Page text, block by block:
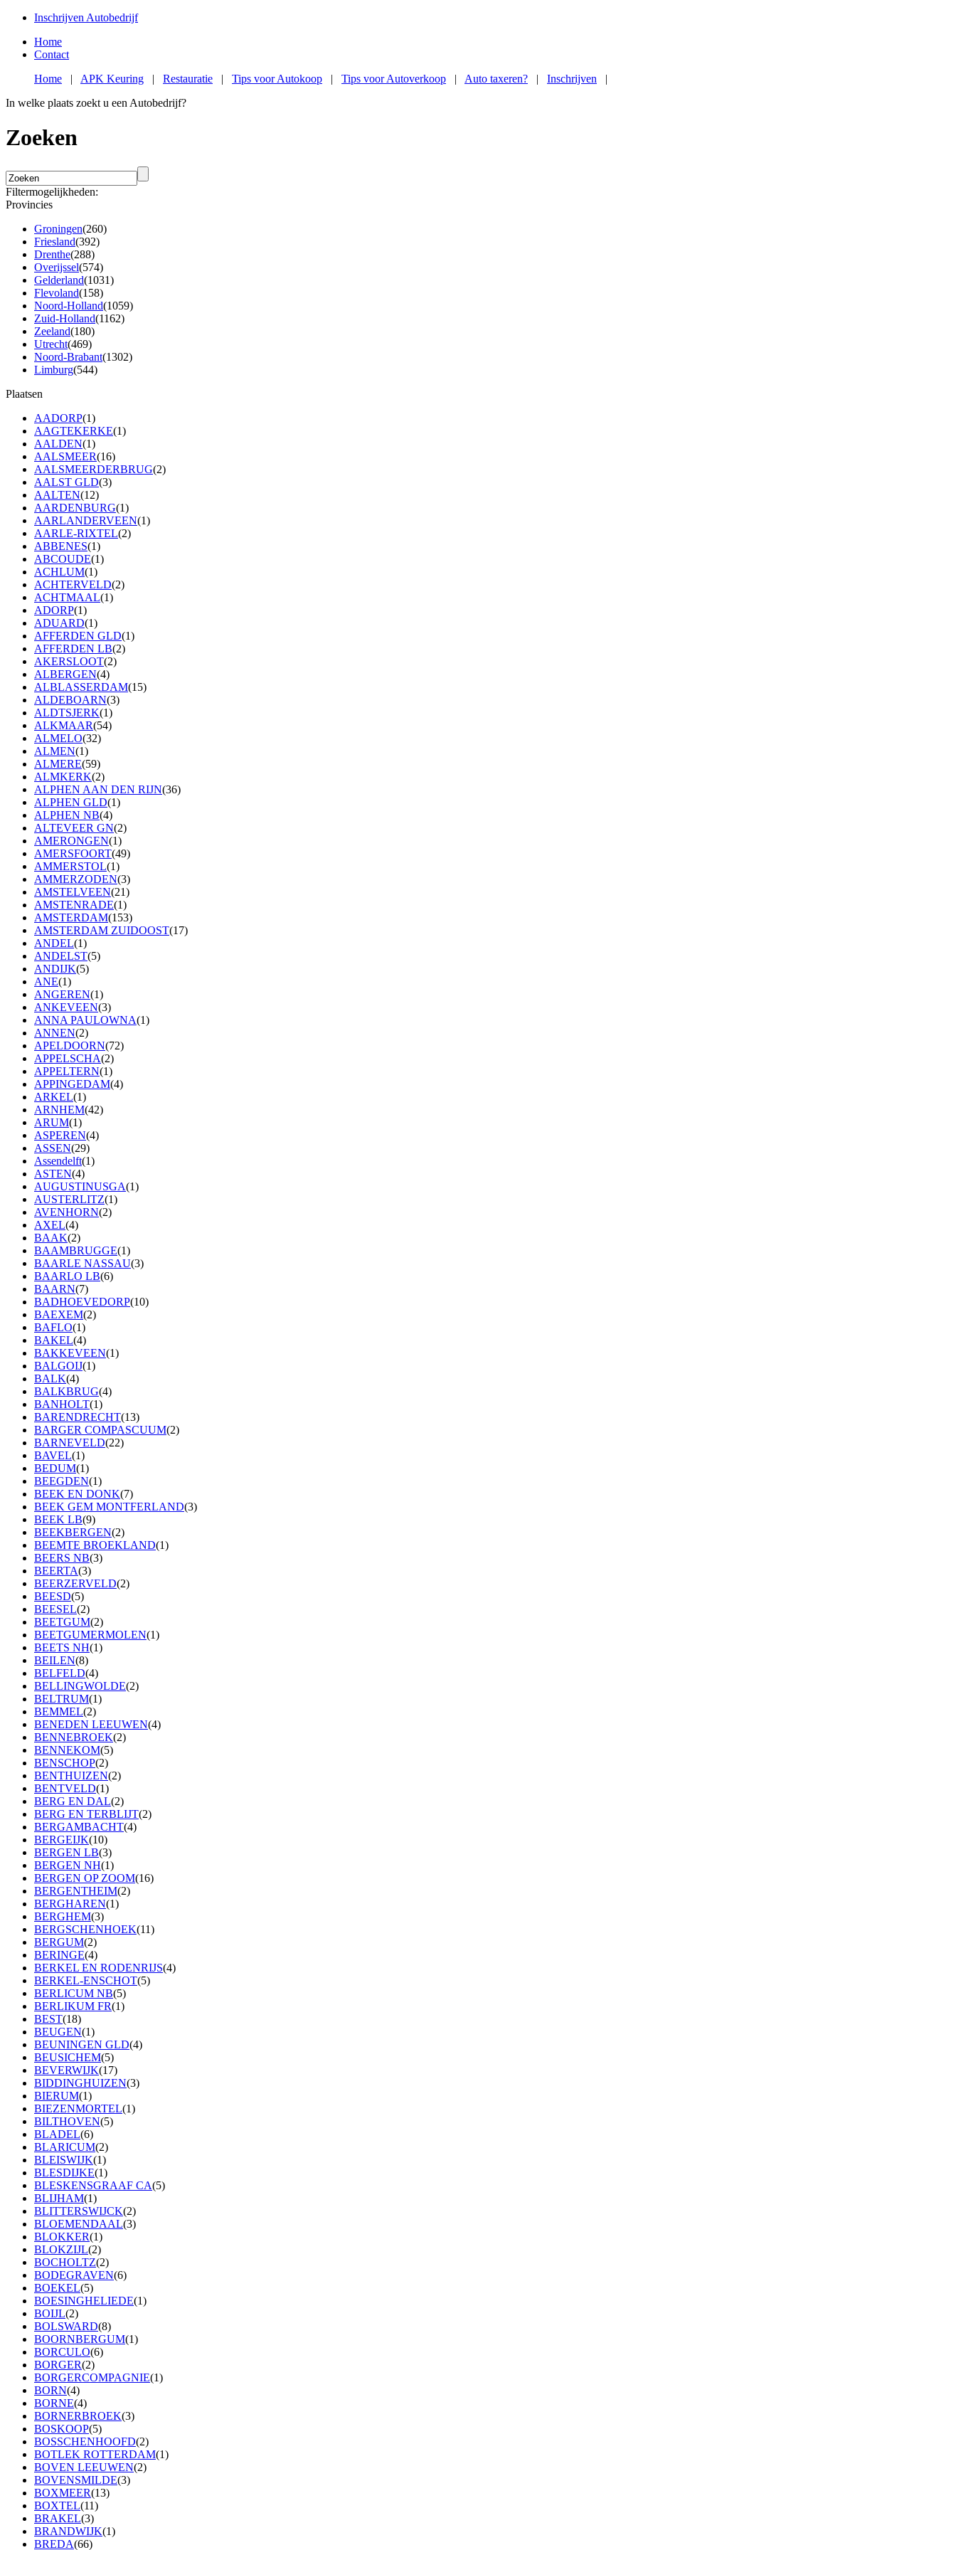
Inschrijven Autobedrijf
Home
Contact
Home | APK Keuring | Restauratie | Tips voor Autokoop | Tips voor Autoverkoop | Auto taxeren? | Inschrijven |
In welke plaats zoekt u een Autobedrijf?
Zoeken
Filtermogelijkheden:
Provincies
Groningen(260)
Friesland(392)
Drenthe(288)
Overijssel(574)
Gelderland(1031)
Flevoland(158)
Noord-Holland(1059)
Zuid-Holland(1162)
Zeeland(180)
Utrecht(469)
Noord-Brabant(1302)
Limburg(544)
Plaatsen
AADORP(1)
AAGTEKERKE(1)
AALDEN(1)
AALSMEER(16)
AALSMEERDERBRUG(2)
AALST GLD(3)
AALTEN(12)
AARDENBURG(1)
AARLANDERVEEN(1)
AARLE-RIXTEL(2)
ABBENES(1)
ABCOUDE(1)
ACHLUM(1)
ACHTERVELD(2)
ACHTMAAL(1)
ADORP(1)
ADUARD(1)
AFFERDEN GLD(1)
AFFERDEN LB(2)
AKERSLOOT(2)
ALBERGEN(4)
ALBLASSERDAM(15)
ALDEBOARN(3)
ALDTSJERK(1)
ALKMAAR(54)
ALMELO(32)
ALMEN(1)
ALMERE(59)
ALMKERK(2)
ALPHEN AAN DEN RIJN(36)
ALPHEN GLD(1)
ALPHEN NB(4)
ALTEVEER GN(2)
AMERONGEN(1)
AMERSFOORT(49)
AMMERSTOL(1)
AMMERZODEN(3)
AMSTELVEEN(21)
AMSTENRADE(1)
AMSTERDAM(153)
AMSTERDAM ZUIDOOST(17)
ANDEL(1)
ANDELST(5)
ANDIJK(5)
ANE(1)
ANGEREN(1)
ANKEVEEN(3)
ANNA PAULOWNA(1)
ANNEN(2)
APELDOORN(72)
APPELSCHA(2)
APPELTERN(1)
APPINGEDAM(4)
ARKEL(1)
ARNHEM(42)
ARUM(1)
ASPEREN(4)
ASSEN(29)
Assendelft(1)
ASTEN(4)
AUGUSTINUSGA(1)
AUSTERLITZ(1)
AVENHORN(2)
AXEL(4)
BAAK(2)
BAAMBRUGGE(1)
BAARLE NASSAU(3)
BAARLO LB(6)
BAARN(7)
BADHOEVEDORP(10)
BAEXEM(2)
BAFLO(1)
BAKEL(4)
BAKKEVEEN(1)
BALGOIJ(1)
BALK(4)
BALKBRUG(4)
BANHOLT(1)
BARENDRECHT(13)
BARGER COMPASCUUM(2)
BARNEVELD(22)
BAVEL(1)
BEDUM(1)
BEEGDEN(1)
BEEK EN DONK(7)
BEEK GEM MONTFERLAND(3)
BEEK LB(9)
BEEKBERGEN(2)
BEEMTE BROEKLAND(1)
BEERS NB(3)
BEERTA(3)
BEERZERVELD(2)
BEESD(5)
BEESEL(2)
BEETGUM(2)
BEETGUMERMOLEN(1)
BEETS NH(1)
BEILEN(8)
BELFELD(4)
BELLINGWOLDE(2)
BELTRUM(1)
BEMMEL(2)
BENEDEN LEEUWEN(4)
BENNEBROEK(2)
BENNEKOM(5)
BENSCHOP(2)
BENTHUIZEN(2)
BENTVELD(1)
BERG EN DAL(2)
BERG EN TERBLIJT(2)
BERGAMBACHT(4)
BERGEIJK(10)
BERGEN LB(3)
BERGEN NH(1)
BERGEN OP ZOOM(16)
BERGENTHEIM(2)
BERGHAREN(1)
BERGHEM(3)
BERGSCHENHOEK(11)
BERGUM(2)
BERINGE(4)
BERKEL EN RODENRIJS(4)
BERKEL-ENSCHOT(5)
BERLICUM NB(5)
BERLIKUM FR(1)
BEST(18)
BEUGEN(1)
BEUNINGEN GLD(4)
BEUSICHEM(5)
BEVERWIJK(17)
BIDDINGHUIZEN(3)
BIERUM(1)
BIEZENMORTEL(1)
BILTHOVEN(5)
BLADEL(6)
BLARICUM(2)
BLEISWIJK(1)
BLESDIJKE(1)
BLESKENSGRAAF CA(5)
BLIJHAM(1)
BLITTERSWIJCK(2)
BLOEMENDAAL(3)
BLOKKER(1)
BLOKZIJL(2)
BOCHOLTZ(2)
BODEGRAVEN(6)
BOEKEL(5)
BOESINGHELIEDE(1)
BOIJL(2)
BOLSWARD(8)
BOORNBERGUM(1)
BORCULO(6)
BORGER(2)
BORGERCOMPAGNIE(1)
BORN(4)
BORNE(4)
BORNERBROEK(3)
BOSKOOP(5)
BOSSCHENHOOFD(2)
BOTLEK ROTTERDAM(1)
BOVEN LEEUWEN(2)
BOVENSMILDE(3)
BOXMEER(13)
BOXTEL(11)
BRAKEL(3)
BRANDWIJK(1)
BREDA(66)